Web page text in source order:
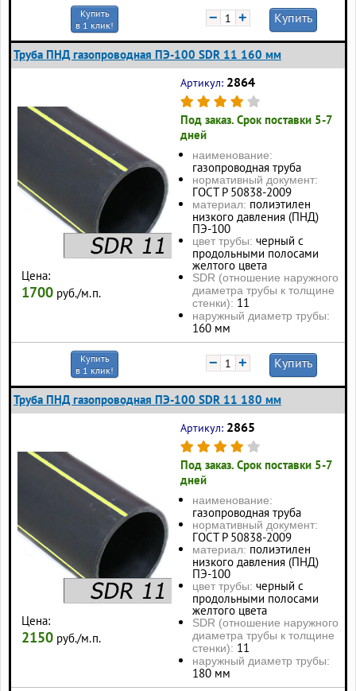
Купить
в 1 клик!
− + Купить
Труба ПНД газопроводная ПЭ-100 SDR 11 160 мм
Цена:
1700 руб./м.п.
Артикул: 2864
Под заказ. Срок поставки 5-7
дней
наименование:
газопроводная труба
нормативный документ:
ГОСТ Р 50838-2009
материал: полиэтилен
низкого давления (ПНД)
ПЭ-100
цвет трубы: черный с
продольными полосами
желтого цвета
SDR (отношение наружного
диаметра трубы к толщине
стенки): 11
наружный диаметр трубы:
160 мм
Купить
в 1 клик!
− + Купить
Труба ПНД газопроводная ПЭ-100 SDR 11 180 мм
Цена:
2150 руб./м.п.
Артикул: 2865
Под заказ. Срок поставки 5-7
дней
наименование:
газопроводная труба
нормативный документ:
ГОСТ Р 50838-2009
материал: полиэтилен
низкого давления (ПНД)
ПЭ-100
цвет трубы: черный с
продольными полосами
желтого цвета
SDR (отношение наружного
диаметра трубы к толщине
стенки): 11
наружный диаметр трубы:
180 мм